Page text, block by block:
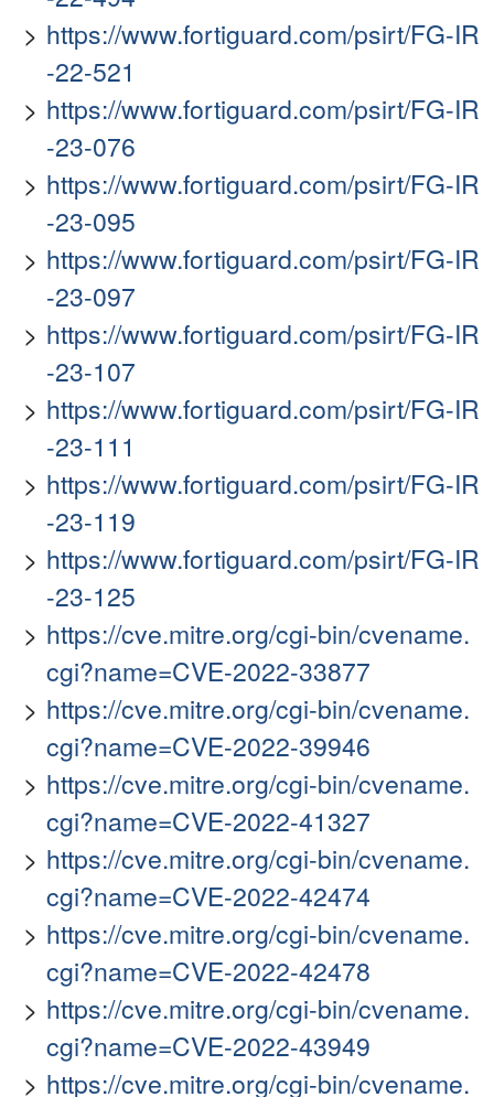
https://www.fortiguard.com/psirt/FG-IR
-22-521
https://www.fortiguard.com/psirt/FG-IR
-23-076
https://www.fortiguard.com/psirt/FG-IR
-23-095
https://www.fortiguard.com/psirt/FG-IR
-23-097
https://www.fortiguard.com/psirt/FG-IR
-23-107
https://www.fortiguard.com/psirt/FG-IR
-23-111
https://www.fortiguard.com/psirt/FG-IR
-23-119
https://www.fortiguard.com/psirt/FG-IR
-23-125
https://cve.mitre.org/cgi-bin/cvename.
cgi?name=CVE-2022-33877
https://cve.mitre.org/cgi-bin/cvename.
cgi?name=CVE-2022-39946
https://cve.mitre.org/cgi-bin/cvename.
cgi?name=CVE-2022-41327
https://cve.mitre.org/cgi-bin/cvename.
cgi?name=CVE-2022-42474
https://cve.mitre.org/cgi-bin/cvename.
cgi?name=CVE-2022-42478
https://cve.mitre.org/cgi-bin/cvename.
cgi?name=CVE-2022-43949
https://cve.mitre.org/cgi-bin/cvename.